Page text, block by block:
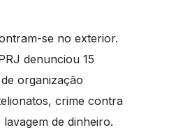
se no exterior.
denunciou 15
organização
crime contra
de dinheiro.